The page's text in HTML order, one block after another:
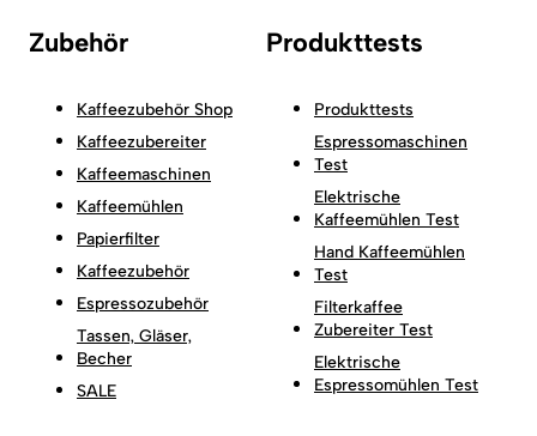
Zubehör
Kaffeezubehör Shop
Kaffeezubereiter
Kaffeemaschinen
Kaffeemühlen
Papierfilter
Kaffeezubehör
Espressozubehör
Tassen, Gläser,
Becher
SALE
Produkttests
Produkttests
Espressomaschinen
Test
Elektrische
Kaffeemühlen Test
Hand Kaffeemühlen
Test
Filterkaffee
Zubereiter Test
Elektrische
Espressomühlen Test